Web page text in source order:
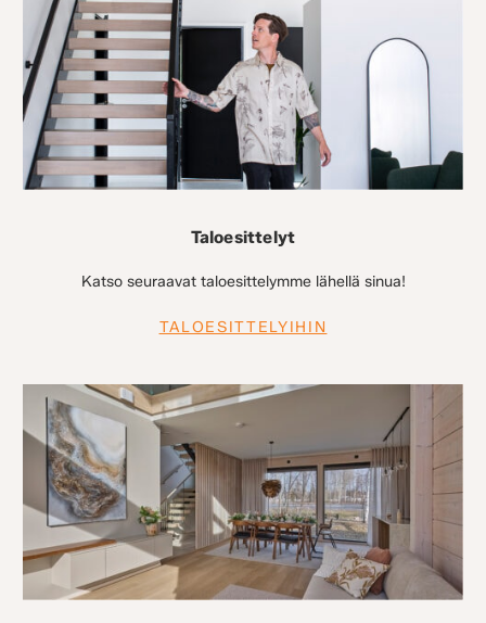
Taloesittelyt
Katso seuraavat taloesittelymme lähellä sinua!
TALOESITTELYIHIN